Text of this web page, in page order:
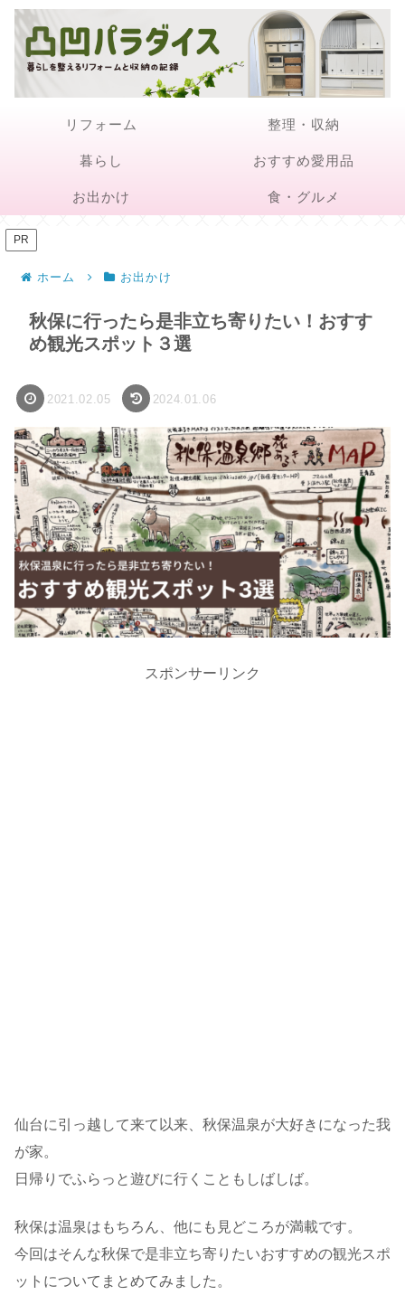
リフォーム 整理・収納
暮らし おすすめ愛用品
お出かけ 食・グルメ
PR
ホーム お出かけ
秋保に行ったら是非立ち寄りたい！おすす
め観光スポット３選
2021.02.05 2024.01.06
スポンサーリンク
仙台に引っ越して来て以来、秋保温泉が大好きになった我
が家。
日帰りでふらっと遊びに行くこともしばしば。
秋保は温泉はもちろん、他にも見どころが満載です。
今回はそんな秋保で是非立ち寄りたいおすすめの観光スポ
ットについてまとめてみました。